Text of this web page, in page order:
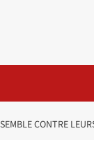
CONTRE